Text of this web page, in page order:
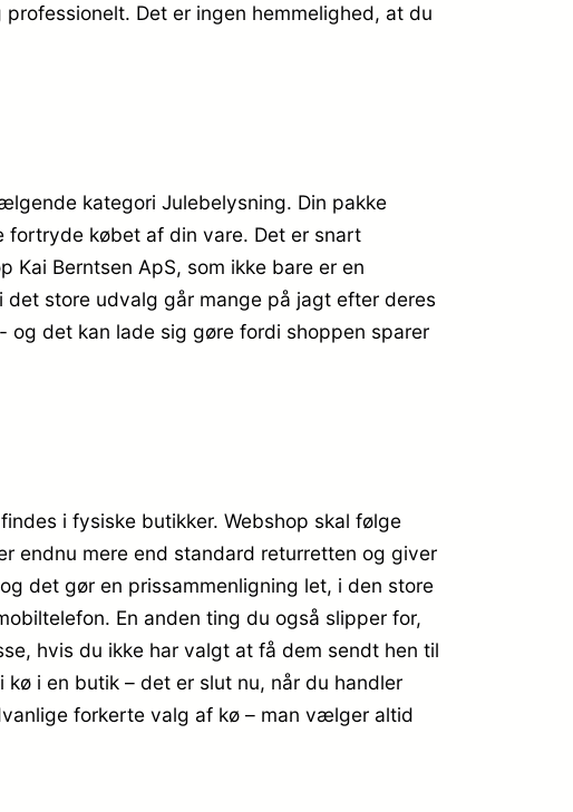
Det er ingen hemmelighed, at du
kategori Julebelysning. Din pakke
fortryde købet af din vare. Det er snart
Berntsen ApS, som ikke bare er en
store udvalg går mange på jagt efter deres
og det kan lade sig gøre fordi shoppen sparer
i fysiske butikker. Webshop skal følge
endnu mere end standard returretten og giver
det gør en prissammenligning let, i den store
En anden ting du også slipper for,
hvis du ikke har valgt at få dem sendt hen til
i en butik – det er slut nu, når du handler
forkerte valg af kø – man vælger altid